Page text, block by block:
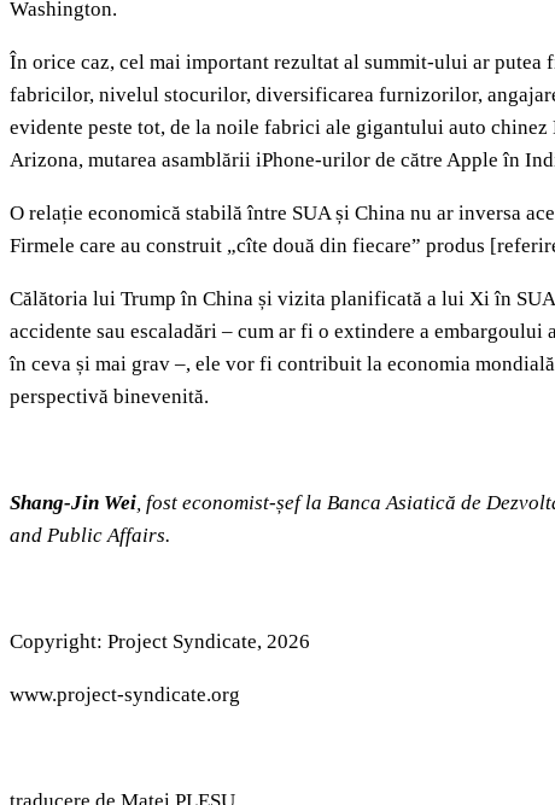
Washington.
În orice caz, cel mai important rezultat al summit-ului ar
fabricilor, nivelul stocurilor, diversificarea furnizorilor,
evidente peste tot, de la noile fabrici ale gigantului auto
Arizona, mutarea asamblării iPhone-urilor de către Apple în
O relație economică stabilă între SUA și China nu ar inversa
Firmele care au construit „cîte două din fiecare” produs
Călătoria lui Trump în China și vizita planificată a lui Xi în
accidente sau escaladări – cum ar fi o extindere a
în ceva și mai grav –, ele vor fi contribuit la economia
perspectivă binevenită.
Shang-Jin Wei, fost economist-șef la Banca Asiatică de
and Public Affairs.
Copyright: Project Syndicate, 2026
www.project-syndicate.org